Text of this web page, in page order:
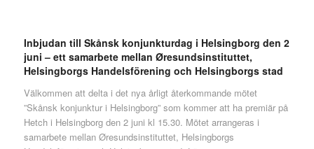
Inbjudan till Skånsk konjunkturdag i Helsingborg den 2
juni – ett samarbete mellan Øresundsinstituttet,
Helsingborgs Handelsförening och Helsingborgs stad
Välkommen att delta i det nya årligt återkommande mötet
”Skånsk konjunktur i Helsingborg” som kommer att ha premiär på
Hetch i Helsingborg den 2 juni kl 15.30. Mötet arrangeras i
samarbete mellan Øresundsinstituttet, Helsingborgs